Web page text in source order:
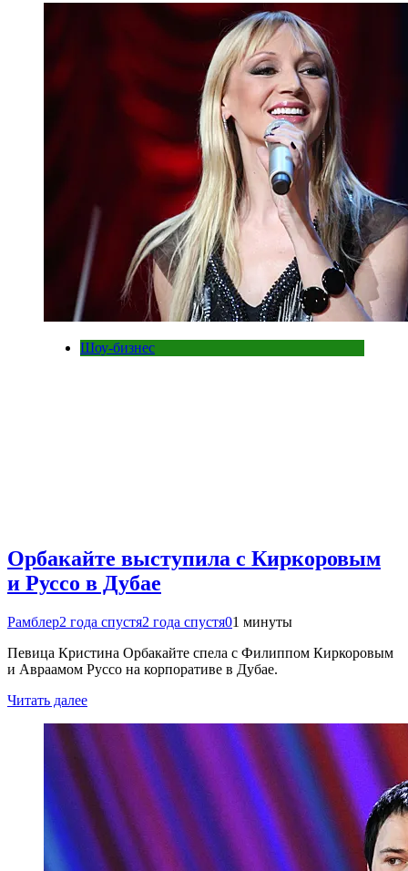
Шоу-бизнес
Орбакайте выступила с Киркоровым
и Руссо в Дубае
Рамблер2 года спустя2 года спустя01 минуты
Певица Кристина Орбакайте спела с Филиппом Киркоровым
и Авраамом Руссо на корпоративе в Дубае.
Читать далее